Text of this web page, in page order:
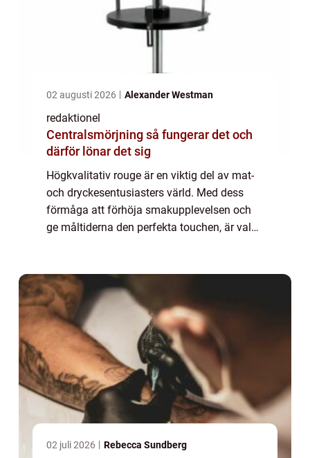
02 augusti 2026 Alexander Westman
redaktionel
Centralsmörjning så fungerar det och
därför lönar det sig
Högkvalitativ rouge är en viktig del av mat-
och dryckesentusiasters värld. Med dess
förmåga att förhöja smakupplevelsen och
ge måltiderna den perfekta touchen, är valet
02 juli 2026 Rebecca Sundberg